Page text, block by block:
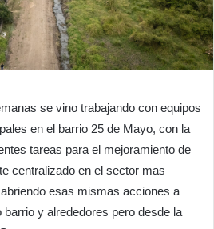
se vino trabajando con equipos
en el barrio 25 de Mayo, con la
tareas para el mejoramiento de
centralizado en el sector mas
esas mismas acciones a
y alrededores pero desde la